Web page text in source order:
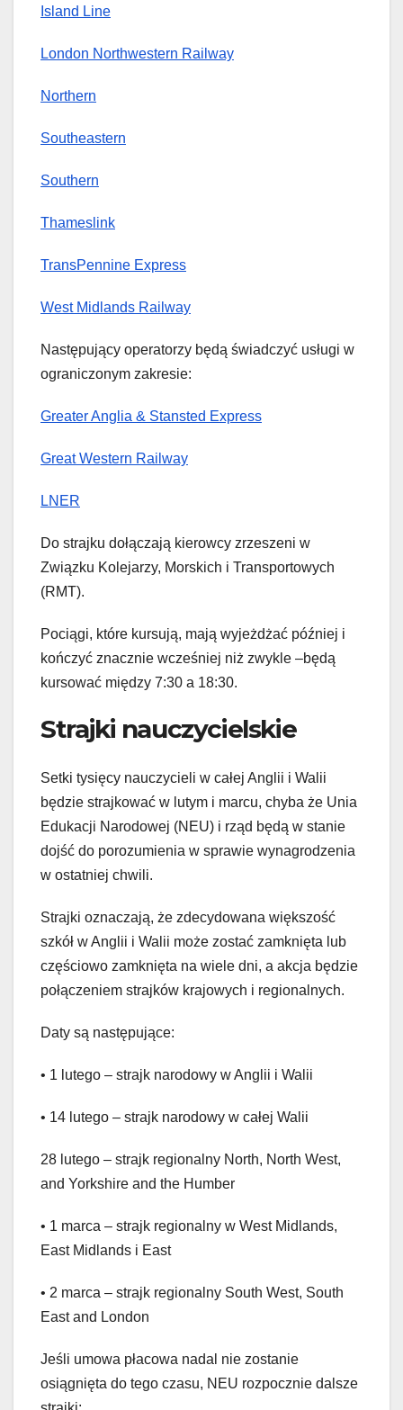
Island Line
London Northwestern Railway
Northern
Southeastern
Southern
Thameslink
TransPennine Express
West Midlands Railway
Następujący operatorzy będą świadczyć usługi w
ograniczonym zakresie:
Greater Anglia & Stansted Express
Great Western Railway
LNER
Do strajku dołączają kierowcy zrzeszeni w
Związku Kolejarzy, Morskich i Transportowych
(RMT).
Pociągi, które kursują, mają wyjeżdżać później i
kończyć znacznie wcześniej niż zwykle –będą
kursować między 7:30 a 18:30.
Strajki nauczycielskie
Setki tysięcy nauczycieli w całej Anglii i Walii
będzie strajkować w lutym i marcu, chyba że Unia
Edukacji Narodowej (NEU) i rząd będą w stanie
dojść do porozumienia w sprawie wynagrodzenia
w ostatniej chwili.
Strajki oznaczają, że zdecydowana większość
szkół w Anglii i Walii może zostać zamknięta lub
częściowo zamknięta na wiele dni, a akcja będzie
połączeniem strajków krajowych i regionalnych.
Daty są następujące:
• 1 lutego – strajk narodowy w Anglii i Walii
• 14 lutego – strajk narodowy w całej Walii
28 lutego – strajk regionalny North, North West,
and Yorkshire and the Humber
• 1 marca – strajk regionalny w West Midlands,
East Midlands i East
• 2 marca – strajk regionalny South West, South
East and London
Jeśli umowa płacowa nadal nie zostanie
osiągnięta do tego czasu, NEU rozpocznie dalsze